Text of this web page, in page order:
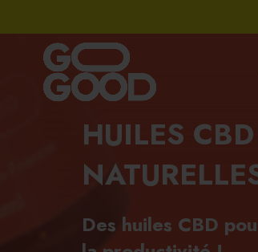
HUILES
Des huiles CBD